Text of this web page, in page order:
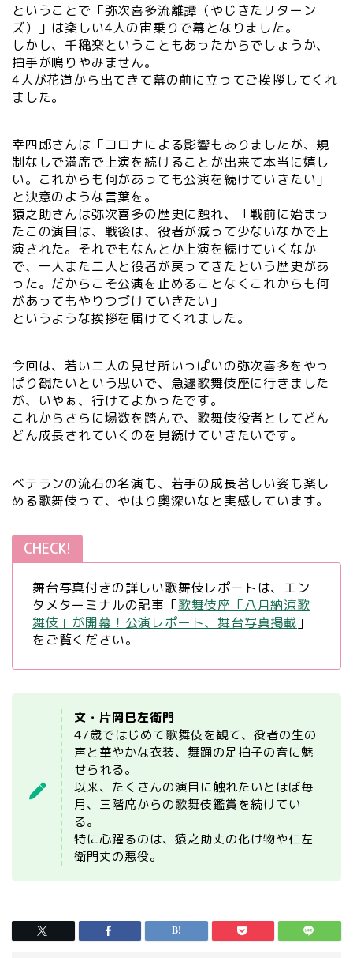
ということで「弥次喜多流離譚（やじきたリターン
ズ）」は楽しい4人の宙乗りで幕となりました。
しかし、千穐楽ということもあったからでしょうか、
拍手が鳴りやみません。
4人が花道から出てきて幕の前に立ってご挨拶してくれ
ました。
幸四郎さんは「コロナによる影響もありましたが、規
制なしで満席で上演を続けることが出来て本当に嬉し
い。これからも何があっても公演を続けていきたい」
と決意のような言葉を。
猿之助さんは弥次喜多の歴史に触れ、「戦前に始まっ
たこの演目は、戦後は、役者が減って少ないなかで上
演された。それでもなんとか上演を続けていくなか
で、一人また二人と役者が戻ってきたという歴史があ
った。だからこそ公演を止めることなくこれからも何
があってもやりつづけていきたい」
というような挨拶を届けてくれました。
今回は、若い二人の見せ所いっぱいの弥次喜多をやっ
ぱり観たいという思いで、急遽歌舞伎座に行きました
が、いやぁ、行けてよかったです。
これからさらに場数を踏んで、歌舞伎役者としてどん
どん成長されていくのを見続けていきたいです。
ベテランの流石の名演も、若手の成長著しい姿も楽し
める歌舞伎って、やはり奥深いなと実感しています。
CHECK!
舞台写真付きの詳しい歌舞伎レポートは、エン
タメターミナルの記事「歌舞伎座「八月納涼歌
舞伎」が開幕！公演レポート、舞台写真掲載 」
をご覧ください。
文・片岡巳左衛門
47歳ではじめて歌舞伎を観て、役者の生の
声と華やかな衣装、舞踊の足拍子の音に魅
せられる。
以来、たくさんの演目に触れたいとほぼ毎
月、三階席からの歌舞伎鑑賞を続けてい
る。
特に心躍るのは、猿之助丈の化け物や仁左
衛門丈の悪役。